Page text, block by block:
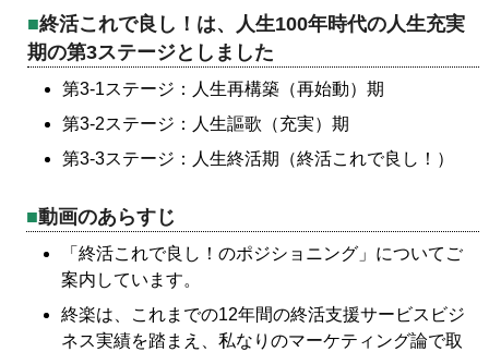
終活これで良し！は、人生100年時代の人生充実
期の第3ステージとしました
第3-1ステージ：人生再構築（再始動）期
第3-2ステージ：人生謳歌（充実）期
第3-3ステージ：人生終活期（終活これで良し！）
動画のあらすじ
「終活これで良し！のポジショニング」についてご
案内しています。
終楽は、これまでの12年間の終活支援サービスビジ
ネス実績を踏まえ、私なりのマーケティング論で取